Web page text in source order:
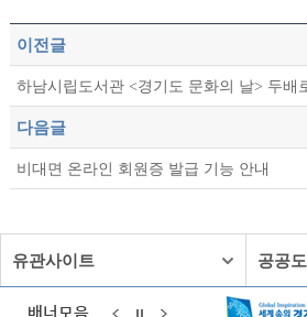
이전글
하남시립도서관 <경기도 문화의 날> 두배
다음글
비대면 온라인 회원증 발급 기능 안내
유관사이트 공공
배너모음